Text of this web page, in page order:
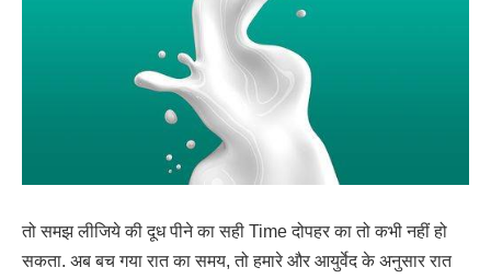
तो समझ लीजिये की दूध पीने का सही Time दोपहर का तो कभी नहीं हो
सकता. अब बच गया रात का समय, तो हमारे और आयुर्वेद के अनुसार रात